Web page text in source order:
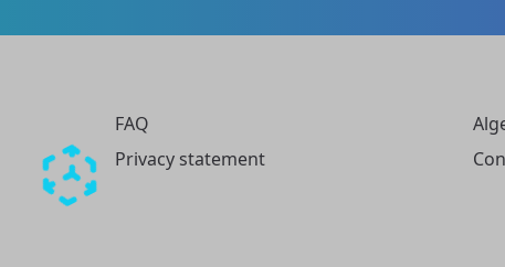
FAQ
Privacy statement